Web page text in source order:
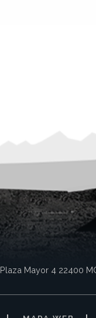
Plaza Mayor 4 22400